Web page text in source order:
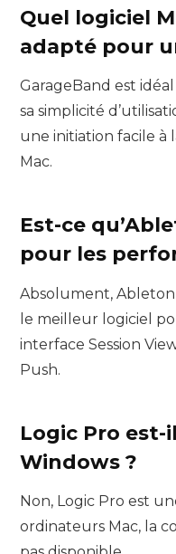
Quel logiciel
adapté pour
GarageBand est
sa simplicité
une initiation facile à
Mac.
Est-ce
pour les
Absolument,
le meilleur logiciel
interface Session
Push.
Logic Pro
Windows ?
Non, Logic Pro est
ordinateurs Mac, la